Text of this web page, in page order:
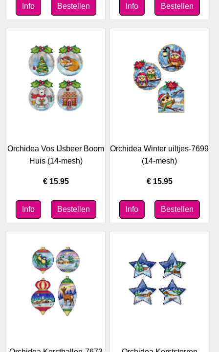
Orchidea Vos IJsbeer Boom
Huis (14-mesh)
€ 15.95
Orchidea Winter uiltjes-7699
(14-mesh)
€ 15.95